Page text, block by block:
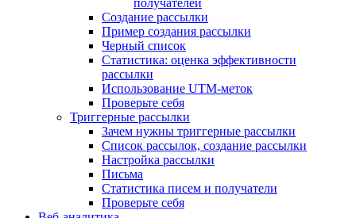
получателей
Создание рассылки
Пример создания рассылки
Черный список
Статистика: оценка эффективности
рассылки
Использование UTM-меток
Проверьте себя
Триггерные рассылки
Зачем нужны триггерные рассылки
Список рассылок, создание рассылки
Настройка рассылки
Письма
Статистика писем и получатели
Проверьте себя